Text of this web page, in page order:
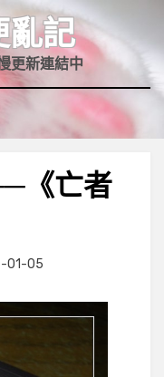
亂記
更新連結中
《亡者
01-05